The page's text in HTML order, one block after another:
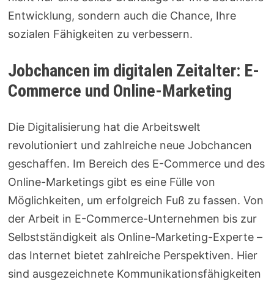
Entwicklung, sondern auch die Chance, Ihre
sozialen Fähigkeiten zu verbessern.
Jobchancen im digitalen Zeitalter: E-
Commerce und Online-Marketing
Die Digitalisierung hat die Arbeitswelt
revolutioniert und zahlreiche neue Jobchancen
geschaffen. Im Bereich des E-Commerce und des
Online-Marketings gibt es eine Fülle von
Möglichkeiten, um erfolgreich Fuß zu fassen. Von
der Arbeit in E-Commerce-Unternehmen bis zur
Selbstständigkeit als Online-Marketing-Experte –
das Internet bietet zahlreiche Perspektiven. Hier
sind ausgezeichnete Kommunikationsfähigkeiten